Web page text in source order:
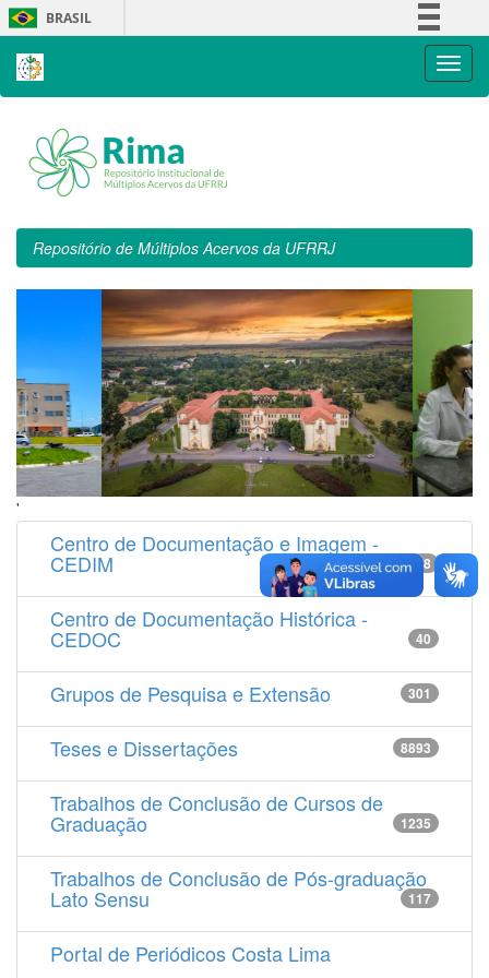
Skip
navigation
BRASIL
Repositório de Múltiplos Acervos da UFRRJ
'
Centro de Documentação e Imagem -
CEDIM 14538
Centro de Documentação Histórica -
CEDOC 40
Grupos de Pesquisa e Extensão 301
Teses e Dissertações 8893
Trabalhos de Conclusão de Cursos de
Graduação 1235
Trabalhos de Conclusão de Pós-graduação
Lato Sensu 117
Portal de Periódicos Costa Lima